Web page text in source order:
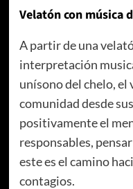
Velatón con música
A partir de una
interpretación
unísono del chelo, el
comunidad desde
positivamente el
responsables,
este es el camino
contagios.